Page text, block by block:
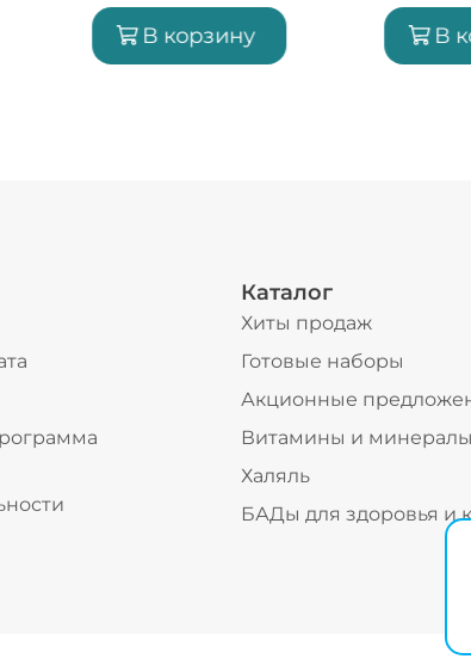
В корзину В
Каталог
Хиты продаж
Готовые наборы
Акционные
Витамины и минералы
Халяль
БАДы для здоровья и